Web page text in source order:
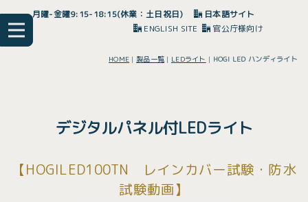
月曜-金曜9:15-18:15(休業：土日祝日)
日本語サイト
ENGLISH SITE
官公庁様向け
HOME |製品一覧 | LEDライト | HOGI LED ハンディライト
デジタルパネル付LEDライト
【HOGILED100TN レインカバー試験・防水
試験動画】